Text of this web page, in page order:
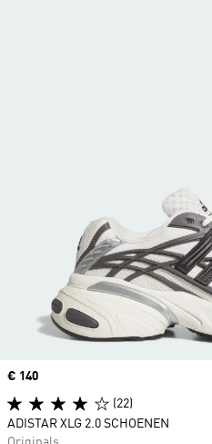
Price
€ 140
(22)
ADISTAR XLG 2.0 SCHOENEN